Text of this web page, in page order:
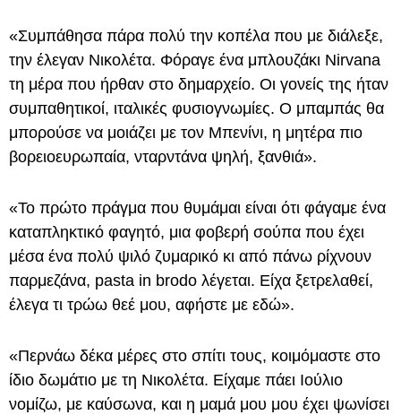
«Συμπάθησα πάρα πολύ την κοπέλα που με διάλεξε,
την έλεγαν Νικολέτα. Φόραγε ένα μπλουζάκι Nirvana
τη μέρα που ήρθαν στο δημαρχείο. Οι γονείς της ήταν
συμπαθητικοί, ιταλικές φυσιογνωμίες. Ο μπαμπάς θα
μπορούσε να μοιάζει με τον Μπενίνι, η μητέρα πιο
βορειοευρωπαία, νταρντάνα ψηλή, ξανθιά».
«Το πρώτο πράγμα που θυμάμαι είναι ότι φάγαμε ένα
καταπληκτικό φαγητό, μια φοβερή σούπα που έχει
μέσα ένα πολύ ψιλό ζυμαρικό κι από πάνω ρίχνουν
παρμεζάνα, pasta in brodo λέγεται. Είχα ξετρελαθεί,
έλεγα τι τρώω θεέ μου, αφήστε με εδώ».
«Περνάω δέκα μέρες στο σπίτι τους, κοιμόμαστε στο
ίδιο δωμάτιο με τη Νικολέτα. Είχαμε πάει Ιούλιο
νομίζω, με καύσωνα, και η μαμά μου μου έχει ψωνίσει